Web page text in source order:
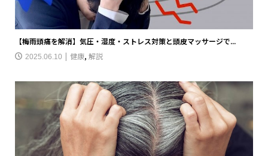
【梅雨頭痛を解消】気圧・湿度・ストレス対策と頭皮マッサージで...
2025.06.10 健康, 解説